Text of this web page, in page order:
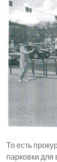
То есть
парковки для